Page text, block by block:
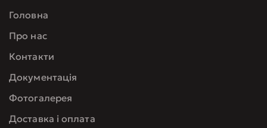
Головна
Про нас
Контакти
Документація
Фотогалерея
Доставка і оплата